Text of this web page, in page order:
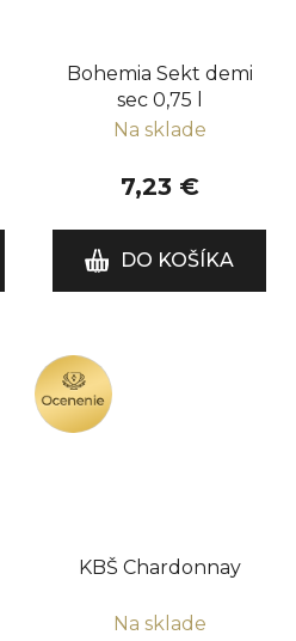
Bohemia Sekt demi
sec 0,75 l
Na sklade
7,23 €
DO KOŠÍKA
OCENENIE
KBŠ Chardonnay
Na sklade